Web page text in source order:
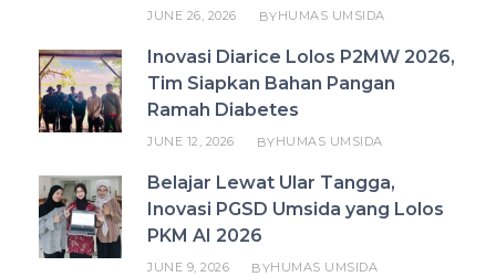
JUNE 26, 2026 BYHUMAS UMSIDA
Inovasi Diarice Lolos P2MW 2026,
Tim Siapkan Bahan Pangan
Ramah Diabetes
JUNE 12, 2026 BYHUMAS UMSIDA
Belajar Lewat Ular Tangga,
Inovasi PGSD Umsida yang Lolos
PKM AI 2026
JUNE 9, 2026 BYHUMAS UMSIDA